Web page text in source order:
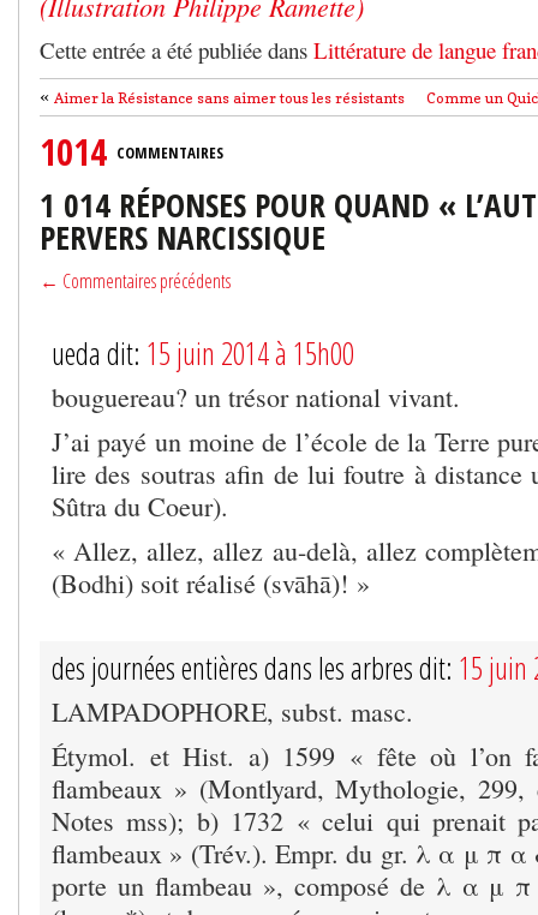
Cette entrée a été publiée dans Littérature de langue
Comme un
« Aimer la Résistance sans aimer tous les résistants
1014 COMMENTAIRES
1 014 RÉPONSES POUR QUAND «
PERVERS NARCISSIQUE
← Commentaires précédents
ueda dit: 15 juin 2014 à 15h00
bouguereau? un trésor national vivant.
J’ai payé un moine de l’école de la Terre
lire des soutras afin de lui foutre à distance
Sûtra du Coeur).
« Allez, allez, allez au-delà, allez
(Bodhi) soit réalisé (svāhā)! »
des journées entières dans les arbres dit: 15 juin
LAMPADOPHORE, subst. masc.
Étymol. et Hist. a) 1599 « fête où l’on
flambeaux » (Montlyard, Mythologie,
Notes mss); b) 1732 « celui qui prenait
flambeaux » (Trév.). Empr. du gr. λ α μ π
porte un flambeau », composé de λ α μ